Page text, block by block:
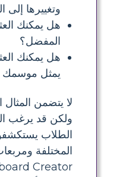
وتغييرها
هل يمكنك
المفضل؟
هل يمكنك
يمثل موسمك
لا يتضمن
ولكن قد يرغب
الطلاب
المختلفة